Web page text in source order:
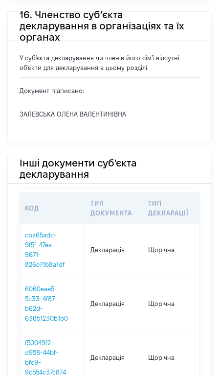
16. Членство суб’єкта
декларування в організаціях та їх
органах
У суб'єкта декларування чи членів його сім'ї відсутні
об'єкти для декларування в цьому розділі.
Документ підписано:
ЗАЛЕВСЬКА ОЛЕНА ВАЛЕНТИНІВНА
Інші документи суб'єкта
декларування
КОД
ТИП
ДОКУМЕНТА
ТИП
ДЕКЛАРАЦІЇ
cba65adc-
9f5f-47ea-
9671-
826e71b8a1df
Декларація Щорічна
6060eae5-
5c33-4f87-
b62d-
63851230b1b0
Декларація Щорічна
f50049f2-
d958-44bf-
bfc9-
9c554c37c874
Декларація Щорічна